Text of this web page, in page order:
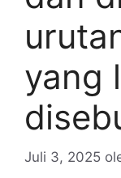
yang
Juli 3, 2025